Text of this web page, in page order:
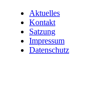
Aktuelles
Kontakt
Satzung
Impressum
Datenschutz